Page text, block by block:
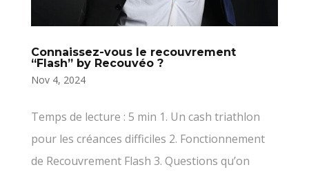
Connaissez-vous le recouvrement
“Flash” by Recouvéo ?
Nov 4, 2024
Temps de lecture : 5 min 1. Un cash triathlon
pour les créances difficiles 2. Fonctionnement
de Recouvrement Flash 3. Questions qu’on